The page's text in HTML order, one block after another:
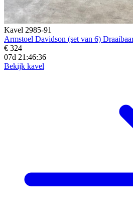
Kavel 2985-91
Armstoel Davidson (set van 6)
€ 324
07d 21:46:34
Bekijk kavel